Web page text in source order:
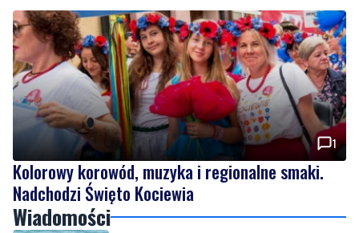
1
Kolorowy korowód, muzyka i regionalne smaki.
Nadchodzi Święto Kociewia
Wiadomości